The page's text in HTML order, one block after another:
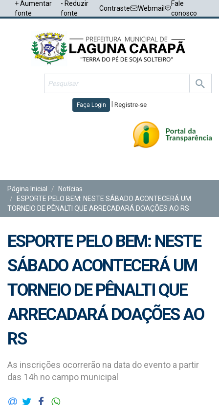
+ Aumentar
fonte
- Reduzir
fonte
Contraste Webmail
Fale
conosco
Faça Login Registre-se
Página Inicial
Notícias
ESPORTE PELO BEM: NESTE SÁBADO ACONTECERÁ UM
TORNEIO DE PÊNALTI QUE ARRECADARÁ DOAÇÕES AO RS
ESPORTE PELO BEM: NESTE
SÁBADO ACONTECERÁ UM
TORNEIO DE PÊNALTI QUE
ARRECADARÁ DOAÇÕES AO
RS
As inscrições ocorrerão na data do evento a partir
das 14h no campo municipal